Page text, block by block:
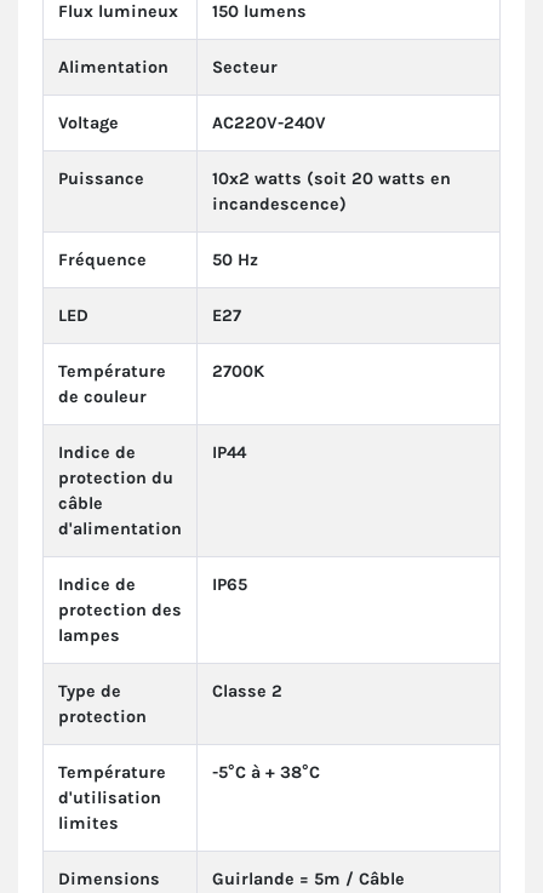
Flux lumineux 150 lumens
Alimentation Secteur
Voltage AC220V-240V
Puissance
10x2 watts (soit 20 watts en
incandescence)
Fréquence 50 Hz
LED E27
Température
de couleur
2700K
Indice de
protection du
câble
d'alimentation
IP44
Indice de
protection des
lampes
IP65
Type de
protection
Classe 2
Température
d'utilisation
limites
-5°C à + 38°C
Dimensions
Guirlande = 5m / Câble